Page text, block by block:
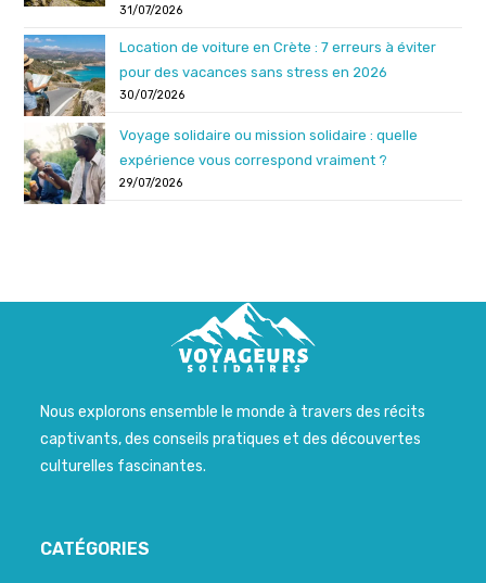
31/07/2026
Location de voiture en Crète : 7 erreurs à éviter
pour des vacances sans stress en 2026
30/07/2026
Voyage solidaire ou mission solidaire : quelle
expérience vous correspond vraiment ?
29/07/2026
Nous explorons ensemble le monde à travers des récits
captivants, des conseils pratiques et des découvertes
culturelles fascinantes.
CATÉGORIES